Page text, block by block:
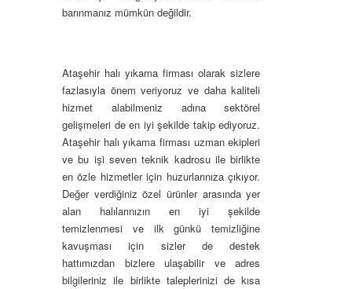
barınmanız mümkün değildir.
Ataşehir halı yıkama firması olarak sizlere
fazlasıyla önem veriyoruz ve daha kaliteli
hizmet alabilmeniz adına sektörel
gelişmeleri de en iyi şekilde takip ediyoruz.
Ataşehir halı yıkama firması uzman ekipleri
ve bu işi seven teknik kadrosu ile birlikte
en özle hizmetler için huzurlarınıza çıkıyor.
Değer verdiğiniz özel ürünler arasında yer
alan halılarınızın en iyi şekilde
temizlenmesi ve ilk günkü temizliğine
kavuşması için sizler de destek
hattımızdan bizlere ulaşabilir ve adres
bilgileriniz ile birlikte taleplerinizi de kısa